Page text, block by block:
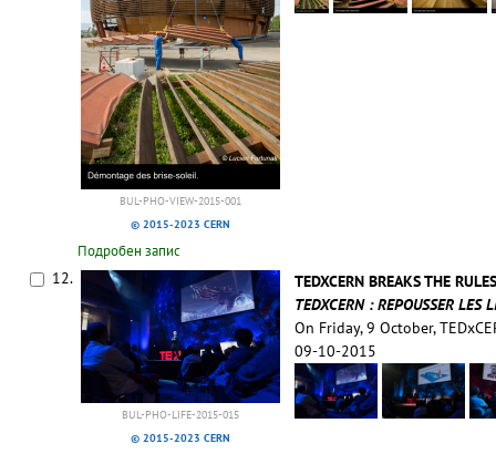
BUL-PHO-VIEW-2015-001
© 2015-2023 CERN
Подробен запис
12.
BUL-PHO-LIFE-2015-015
© 2015-2023 CERN
TEDXCERN BREAKS THE RULES
TEDXCERN : REPOUSSER LES
On Friday, 9 October,
09-10-2015